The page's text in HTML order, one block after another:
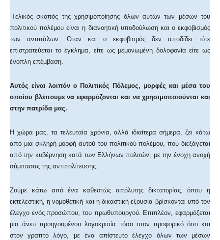
-Τελικός σκοπός της χρησιμοποίησης όλων αυτών των μέσων του
πολιτικού πολέμου είναι η διανοητική υποδούλωση και ο εκφοβισμός
των αντιπάλων. Όταν και ο εκφοβισμός δεν αποδίδει τότε
επιστρατεύεται το έγκλημα, είτε ως μεμονωμένη δολοφονία είτε ως
ένοπλη επέμβαση.
Αυτός είναι λοιπόν ο Πολιτικός Πόλεμος, μορφές και μέσα του
οποίου βλέπουμε να εφαρμόζονται και να χρησιμοποιούνται και
στην πατρίδα μας.
Η χώρα μας, τα τελευταία χρόνια, αλλά ιδιαίτερα σήμερα, ζει κάτω
από μια σκληρή μορφή αυτού του πολιτικού πολέμου, που διεξάγεται
από την κυβέρνηση κατά των Ελλήνων πολιτών, με την ένοχη ανοχή
σύμπασας της αντιπολίτευσης.
Ζούμε κάτω από ένα καθεστώς απόλυτης δικτατορίας, όπου η
εκτελεστική, η νομοθετική και η δικαστική εξουσία βρίσκονται υπό τον
έλεγχο ενός προσώπου, του πρωθυπουργού. Επιπλέον, εφαρμόζεται
μια άνευ προηγουμένου λογοκρισία τόσο στον προφορικό όσο και
στον γραπτό λόγο, με ένα απίστευτο έλεγχο όλων των μέσων